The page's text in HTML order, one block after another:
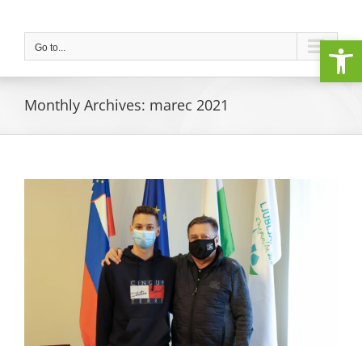
contentGo to...
Monthly Archives: marec 2021